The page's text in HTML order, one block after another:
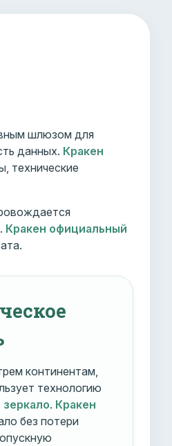
шлюзом для
данных. Кракен
технические
Кракен официальный
континентам,
технологию
зеркало. Кракен
без потери